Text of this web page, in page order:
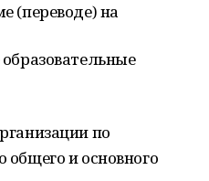
(переводе) на
по
и основного